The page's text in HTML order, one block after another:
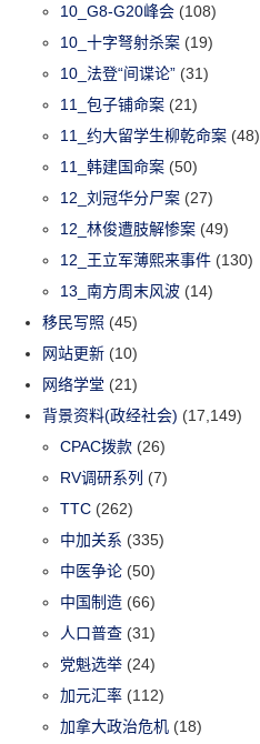
10_G8-G20峰会 (108)
10_十字弩射杀案 (19)
10_法登“间谍论” (31)
11_包子铺命案 (21)
11_约大留学生柳乾命案 (48)
11_韩建国命案 (50)
12_刘冠华分尸案 (27)
12_林俊遭肢解惨案 (49)
12_王立军薄熙来事件 (130)
13_南方周末风波 (14)
移民写照 (45)
网站更新 (10)
网络学堂 (21)
背景资料(政经社会) (17,149)
CPAC拨款 (26)
RV调研系列 (7)
TTC (262)
中加关系 (335)
中医争论 (50)
中国制造 (66)
人口普查 (31)
党魁选举 (24)
加元汇率 (112)
加拿大政治危机 (18)